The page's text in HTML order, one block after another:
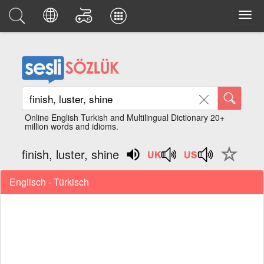
Online English Turkish and Multilingual Dictionary 20+
million words and idioms.
finish, luster, shine
Englisch - Türkisch